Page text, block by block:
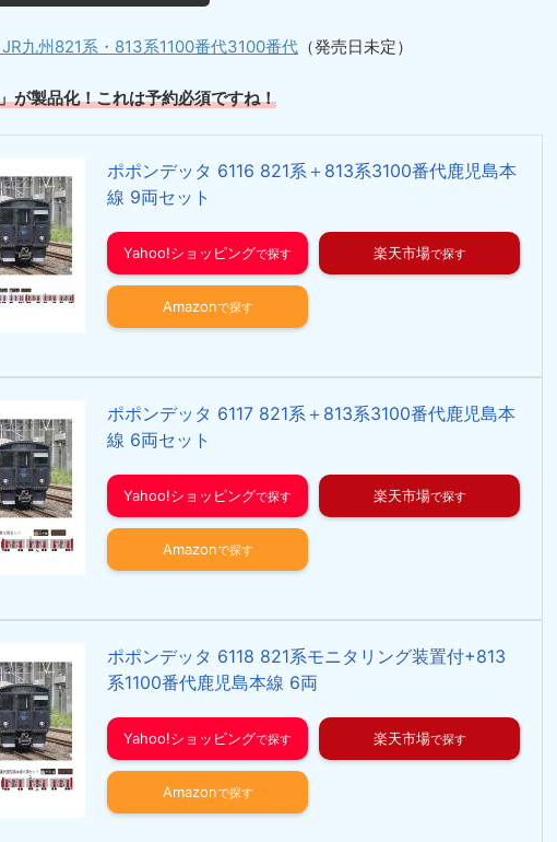
九州821系・813系1100番代3100番代 （発売日未定）
が製品化！これは予約必須ですね！
ポポンデッタ 6116 821系＋813系3100番代鹿児島本
線 9両セット
Yahoo!ショッピング 楽天市場
Amazon
ポポンデッタ 6117 821系＋813系3100番代鹿児島本
線 6両セット
Yahoo!ショッピング 楽天市場
Amazon
ポポンデッタ 6118 821系モニタリング装置付+813
系1100番代鹿児島本線 6両
Yahoo!ショッピング 楽天市場
Amazon